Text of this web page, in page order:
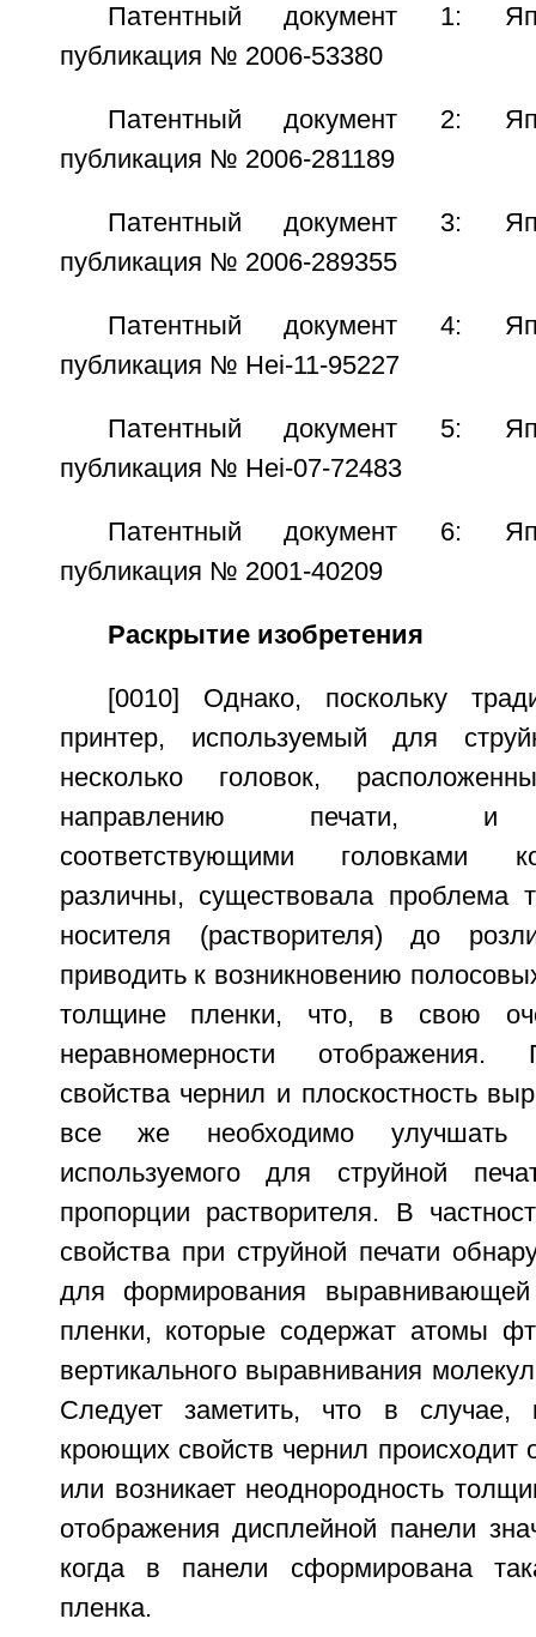
Патентный документ 1:
публикация № 2006-53380
Патентный документ 2:
публикация № 2006-281189
Патентный документ 3:
публикация № 2006-289355
Патентный документ 4:
публикация № Hei-11-95227
Патентный документ 5:
публикация № Hei-07-72483
Патентный документ 6:
публикация № 2001-40209
Раскрытие изобретения
[0010] Однако, поскольку
принтер, используемый для
несколько головок,
направлению печати, и
соответствующими головками
различны, существовала проблема
носителя (растворителя) до
приводить к возникновению
толщине пленки, что, в свою
неравномерности
свойства чернил и плоскостность
все же необходимо
используемого для струйной
пропорции растворителя. В
свойства при струйной печати
для формирования
пленки, которые содержат атомы
вертикального выравнивания
Следует заметить, что в случае,
кроющих свойств чернил происходит
или возникает неоднородность
отображения дисплейной панели
когда в панели сформирована
пленка.